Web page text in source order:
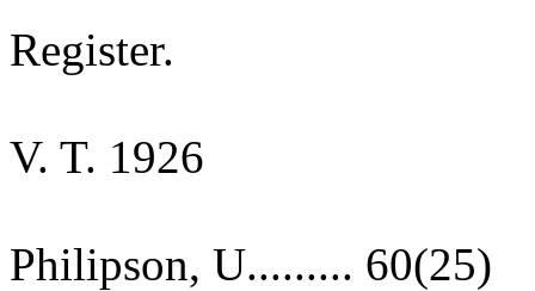
Register.
V. T. 1926
Philipson, U......... 60(25)